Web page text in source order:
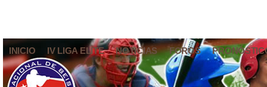
INICIO IV LIGA ELITE NOTICIAS FOROS